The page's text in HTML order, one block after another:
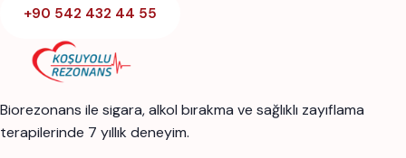
+90 542 432 44 55
Biorezonans ile sigara, alkol bırakma ve sağlıklı zayıflama
terapilerinde 7 yıllık deneyim.